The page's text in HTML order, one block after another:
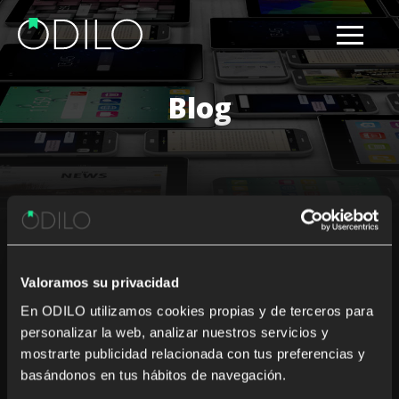
Valoramos su privacidad
En ODILO utilizamos cookies propias y de terceros para
personalizar la web, analizar nuestros servicios y
mostrarte publicidad relacionada con tus preferencias y
basándonos en tus hábitos de navegación.
Blog
Nothing Found
It seems we can’t find what you’re looking for. Perhaps
searching can help.